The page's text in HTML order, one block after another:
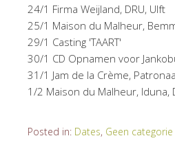
24/1 Firma Weijland, DRU, Ulft
25/1 Maison du Malheur,
29/1 Casting 'TAART'
30/1 CD Opnamen voor
31/1 Jam de la Crème,
1/2 Maison du Malheur, Iduna,
Posted in: Dates, Geen categorie